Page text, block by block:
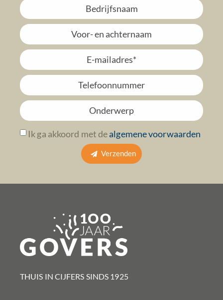
Ik ga akkoord met dealgemene voorwaarden
Verzenden
THUIS IN CIJFERS SINDS 1925​